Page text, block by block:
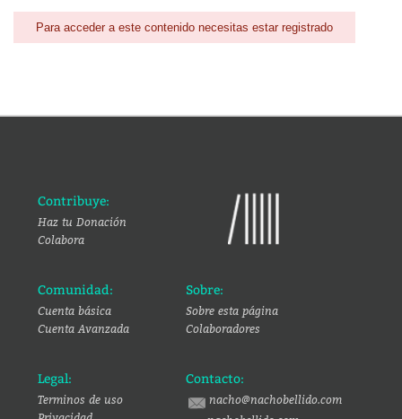
Para acceder a este contenido necesitas estar registrado
Contribuye:
Haz tu Donación
Colabora
Comunidad:
Cuenta básica
Cuenta Avanzada
Sobre:
Sobre esta página
Colaboradores
Legal:
Terminos de uso
Contacto:
nacho@nachobellido.com